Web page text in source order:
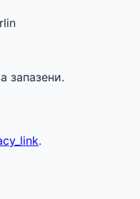
запазени.
.